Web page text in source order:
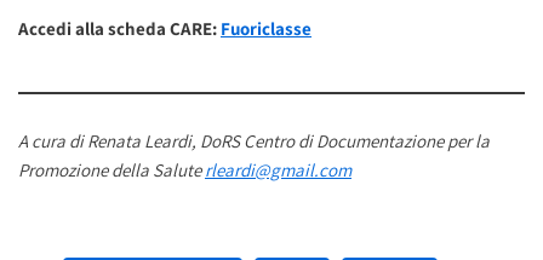
Accedi alla scheda CARE: Fuoriclasse
A cura di Renata Leardi, DoRS Centro di Documentazione per la
Promozione della Salute rleardi@gmail.com